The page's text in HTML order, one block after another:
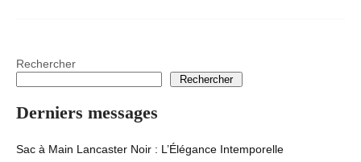
Rechercher
Rechercher
Derniers messages
Sac à Main Lancaster Noir : L’Élégance Intemporelle